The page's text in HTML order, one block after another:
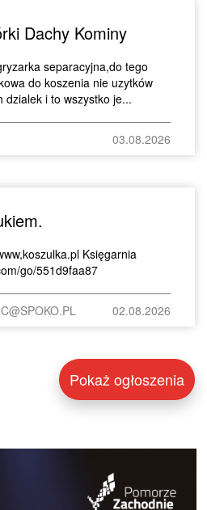
Dachy Kominy
separacyjna,do tego
do koszenia nie uzytków
dzialek i to wszystko je...
03.08.2026
Księgarnia
go/551d9faa87
02.08.2026
Pokaż ogłoszenia